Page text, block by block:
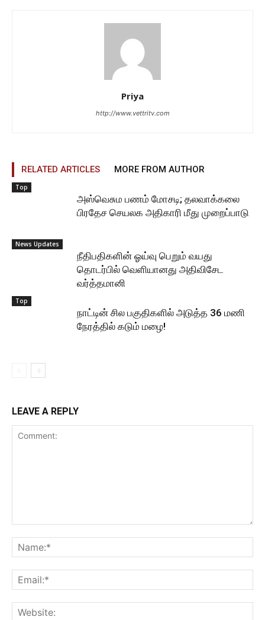
Priya
http://www.vettritv.com
RELATED ARTICLES MORE FROM AUTHOR
Top
அஸ்வெசும பணம் மோசடி; தலவாக்கலை
பிரதேச செயலக அதிகாரி மீது முறைப்பாடு
News Updates
நீதிபதிகளின் ஓய்வு பெறும் வயது
தொடர்பில் வெளியானது அதிவிசேட
வர்த்தமானி
Top
நாட்டின் சில பகுதிகளில் அடுத்த 36 மணி
நேரத்தில் கடும் மழை!
LEAVE A REPLY